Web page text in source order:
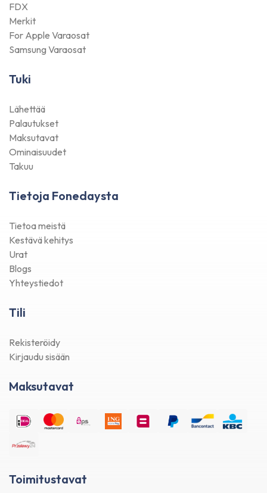
FDX
Merkit
For Apple Varaosat
Samsung Varaosat
Tuki
Lähettää
Palautukset
Maksutavat
Ominaisuudet
Takuu
Tietoja Fonedaysta
Tietoa meistä
Kestävä kehitys
Urat
Blogs
Yhteystiedot
Tili
Rekisteröidy
Kirjaudu sisään
Maksutavat
Toimitustavat